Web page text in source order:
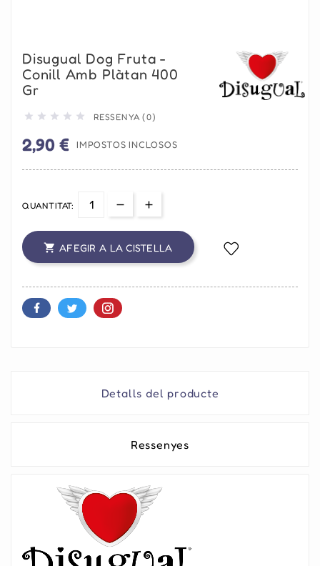
Disugual Dog Fruta -
Conill Amb Plàtan 400
Gr
     RESSENYA (0)
2,90 € IMPOSTOS INCLOSOS
QUANTITAT:
 AFEGIR A LA CISTELLA
Detalls del producte
Ressenyes